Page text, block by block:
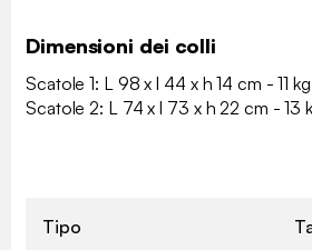
Dimensioni dei colli
Scatole 1: L 98 x l 44 x h 14 cm - 11 kg
Scatole 2: L 74 x l 73 x h 22 cm - 13
Tipo